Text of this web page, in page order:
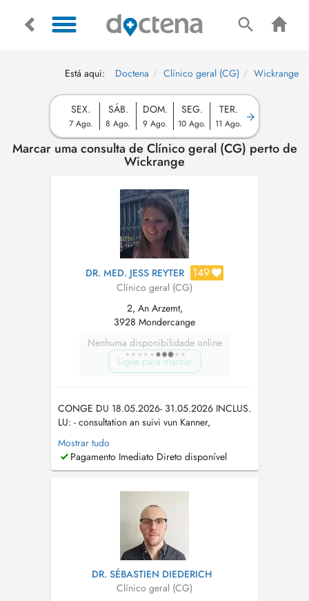
Está aqui: Doctena Clínico geral (CG) Wickrange
SEX.
7 Ago.
SÁB.
8 Ago.
DOM.
9 Ago.
SEG.
10 Ago.
TER.
11 Ago.
Marcar uma consulta de Clínico geral (CG) perto de
Wickrange
DR. MED. JESS REYTER 149
Clínico geral (CG)
2, An Arzemt,
3928 Mondercange
Nenhuma disponibilidade online
Ligue para marcar
CONGE DU 18.05.2026- 31.05.2026 INCLUS.
LU: - consultation an suivi vun Kanner,
Jugendlecher, Erwuessener a Senioren un -
Hausvisiten fir Patienten dei der Praxis bekannt
sin - Certificate vir de Führerschein etc Vir
20 77 20. Fir Ordonnances...
Mostrar tudo
Pagamento Imediato Direto disponível
DR. SÉBASTIEN DIEDERICH
Clínico geral (CG)